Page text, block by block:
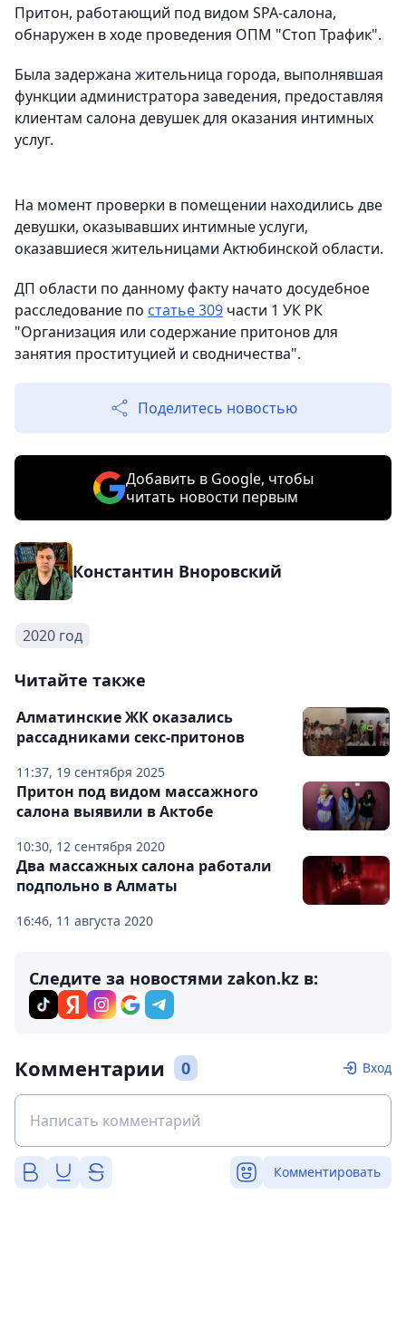
Притон, работающий под видом SPA-салона,
обнаружен в ходе проведения ОПМ "Стоп Трафик".
Была задержана жительница города, выполнявшая
функции администратора заведения, предоставляя
клиентам салона девушек для оказания интимных
услуг.
На момент проверки в помещении находились две
девушки, оказывавших интимные услуги,
оказавшиеся жительницами Актюбинской области.
ДП области по данному факту начато досудебное
расследование по статье 309 части 1 УК РК
"Организация или содержание притонов для
занятия проституцией и сводничества".
Поделитесь новостью
Добавить в Google, чтобы
читать новости первым
Константин Вноровский
2020 год
Читайте также
11:37, 19 сентября 2025
Алматинские ЖК оказались
рассадниками секс-притонов
10:30, 12 сентября 2020
Притон под видом массажного
салона выявили в Актобе
16:46, 11 августа 2020
Два массажных салона работали
подпольно в Алматы
Следите за новостями zakon.kz в:
Комментарии 0 Вход
Комментировать